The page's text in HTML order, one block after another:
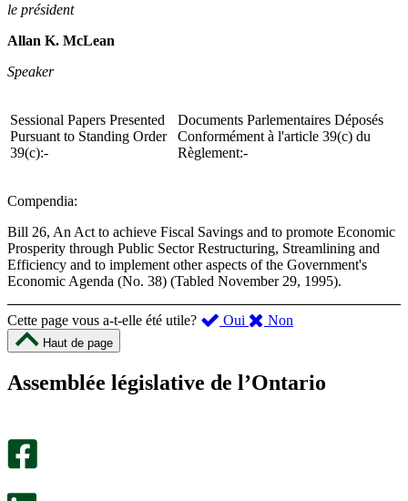
le président
Allan K. McLean
Speaker
Sessional Papers Presented
Pursuant to Standing Order
39(c):-
Documents Parlementaires Déposés
Conformément à l'article 39(c) du
Règlement:-
Compendia:
Bill 26, An Act to achieve Fiscal Savings and to promote Economic
Prosperity through Public Sector Restructuring, Streamlining and
Efficiency and to implement other aspects of the Government's
Economic Agenda (No. 38) (Tabled November 29, 1995).
Cette page vous a-t-elle été utile? Oui ,
été
Non
m’a
Haut de page
Assemblée législative de l’Ontario